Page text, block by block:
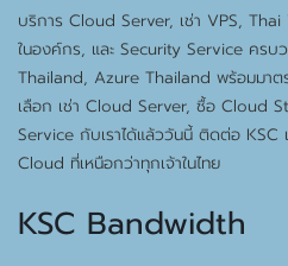
บริการ Cloud Server, เช่า VPS,
ในองค์กร, และ Security Service ครบ
Thailand, Azure Thailand พร้อมมา
เลือก เช่า Cloud Server, ซื้อ Cloud
Service กับเราได้แล้ววันนี้ ติดต่อ KSC
Cloud ที่เหนือกว่าทุกเจ้าในไทย
KSC Bandwidth